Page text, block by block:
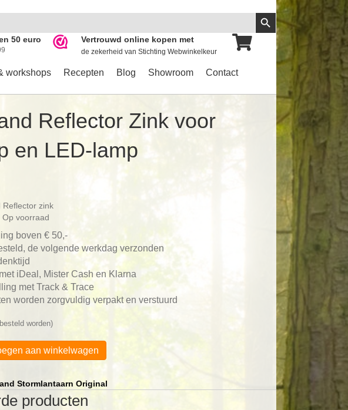
Zoekknop
50 euro Vertrouwd online kopen met
de zekerheid van Stichting Webwinkelkeur
workshops Recepten Blog Showroom Contact
Reflector Zink voor
en LED-lamp
Reflector zink
Op voorraad
boven € 50,-
de volgende werkdag verzonden
iDeal, Mister Cash en Klarna
met Track & Trace
worden zorgvuldig verpakt en verstuurd
worden)
aan winkelwagen
Stormlantaarn Original
producten